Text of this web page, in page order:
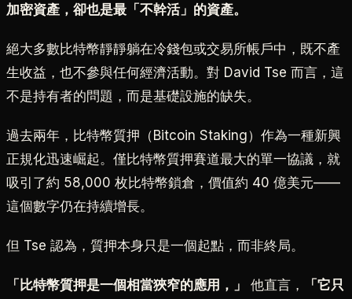
加密資產，卻也是最「不幹活」的資產。
絕大多數比特幣靜靜躺在冷錢包或交易所帳戶中，既不產
生收益，也不參與任何經濟活動。對 David Tse 而言，這
不是持有者的問題，而是基礎設施的缺失。
過去兩年，比特幣質押（Bitcoin Staking）作為一種新興
正規化迅速崛起。僅比特幣質押賽道最大的單一協議，就
吸引了約 58,000 枚比特幣鎖倉，價值約 40 億美元——
這個數字仍在持續增長。
但 Tse 認為，質押本身只是一個起點，而非終局。
「比特幣質押是一個相當狹窄的應用，」 他直言，
「它只